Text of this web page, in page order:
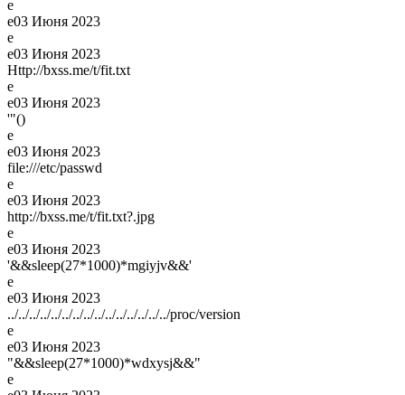
e
e03 Июня 2023
e
e03 Июня 2023
Http://bxss.me/t/fit.txt
e
e03 Июня 2023
'"()
e
e03 Июня 2023
file:///etc/passwd
e
e03 Июня 2023
http://bxss.me/t/fit.txt?.jpg
e
e03 Июня 2023
'&&sleep(27*1000)*mgiyjv&&'
e
e03 Июня 2023
../../../../../../../../../../../../../../../proc/version
e
e03 Июня 2023
"&&sleep(27*1000)*wdxysj&&"
e